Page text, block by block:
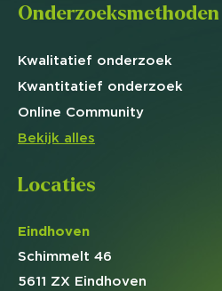
Onderzoeksmethoden
Kwalitatief onderzoek
Kwantitatief onderzoek
Online Community
Bekijk alles
Locaties
Eindhoven
Schimmelt 46
5611 ZX Eindhoven